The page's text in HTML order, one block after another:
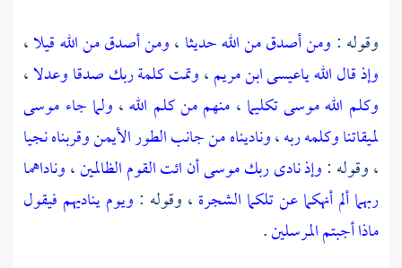
وقوله : ومن أصدق من الله حديثا ،ومن أصدق من الله قيلا،
وإذ قال الله ياعيسى ابن مريم،وتمت كلمة ربك صدقا وعدلا،
وكلم الله موسى تكليما ، منهم من كلم الله، ولما جاء موسى
لميقاتنا وكلمه ربه،وناديناه من جانب الطور الأيمن وقربناه نجيا
، وقوله :وإذ نادى ربك موسى أن ائت القوم الظالمين،وناداهما
ربهما ألم أنهكما عن تلكما الشجرة ، وقوله : ويوم يناديهم فيقول
ماذا أجبتم المرسلين.